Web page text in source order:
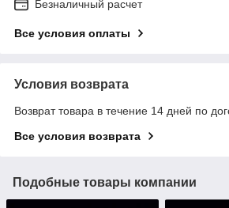
Безналичный расчет
Все условия оплаты
Условия возврата
Возврат товара в течение 14 дней по
Все условия возврата
Подобные товары компании